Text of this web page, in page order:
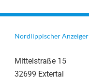
Nordlippischer
Mittelstraße 15
32699 Extertal